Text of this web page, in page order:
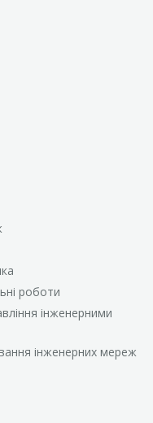
роботи
інженерними
інженерних мереж